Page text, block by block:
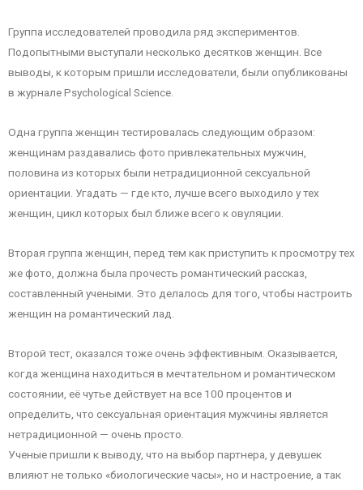
Группа исследователей проводила ряд экспериментов.
Подопытными выступали несколько десятков женщин. Все
выводы, к которым пришли исследователи, были опубликованы
в журнале Psychological Science.
Одна группа женщин тестировалась следующим образом:
женщинам раздавались фото привлекательных мужчин,
половина из которых были нетрадиционной сексуальной
ориентации. Угадать — где кто, лучше всего выходило у тех
женщин, цикл которых был ближе всего к овуляции.
Вторая группа женщин, перед тем как приступить к просмотру тех
же фото, должна была прочесть романтический рассказ,
составленный учеными. Это делалось для того, чтобы настроить
женщин на романтический лад.
Второй тест, оказался тоже очень эффективным. Оказывается,
когда женщина находиться в мечтательном и романтическом
состоянии, её чутье действует на все 100 процентов и
определить, что сексуальная ориентация мужчины является
нетрадиционной — очень просто.
Ученые пришли к выводу, что на выбор партнера, у девушек
влияют не только «биологические часы», но и настроение, а так